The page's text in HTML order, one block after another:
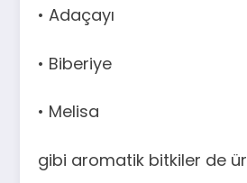
• Adaçayı
• Biberiye
• Melisa
gibi aromatik bitkiler de